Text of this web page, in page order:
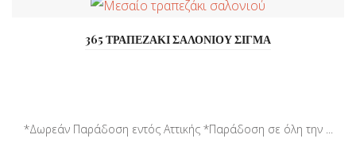
365 ΤΡΑΠΕΖΑΚΙ ΣΑΛΟΝΙΟΥ ΣΙΓΜΑ
*Δωρεάν Παράδοση εντός Αττικής *Παράδοση σε όλη την ...